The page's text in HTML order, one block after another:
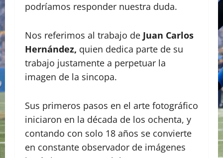
podríamos responder nuestra duda.
Nos referimos al trabajo de Juan Carlos
Hernández, quien dedica parte de su
trabajo justamente a perpetuar la
imagen de la sincopa.
Sus primeros pasos en el arte fotográfico
iniciaron en la década de los ochenta, y
contando con solo 18 años se convierte
en constante observador de imágenes